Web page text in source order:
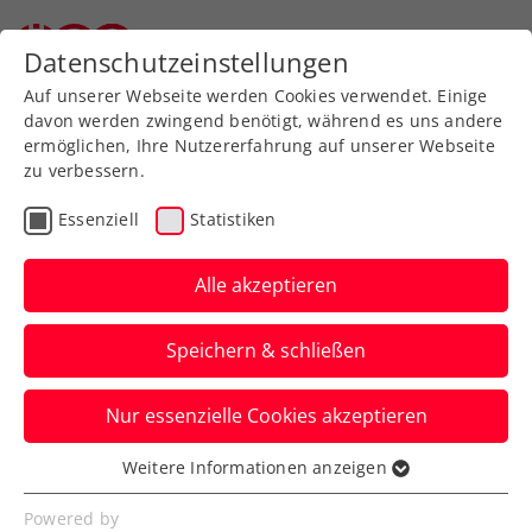
Aktuelle News
News filtern
Datenschutzeinstellungen
Auf unserer Webseite werden Cookies verwendet. Einige
davon werden zwingend benötigt, während es uns andere
ermöglichen, Ihre Nutzererfahrung auf unserer Webseite
zu verbessern.
Essenziell Statistiken
Alle akzeptieren
Speichern & schließen
Nur essenzielle Cookies akzeptieren
Essenziell
Essenzielle Cookies werden für grundlegende
Weitere Informationen anzeigen
Powered by